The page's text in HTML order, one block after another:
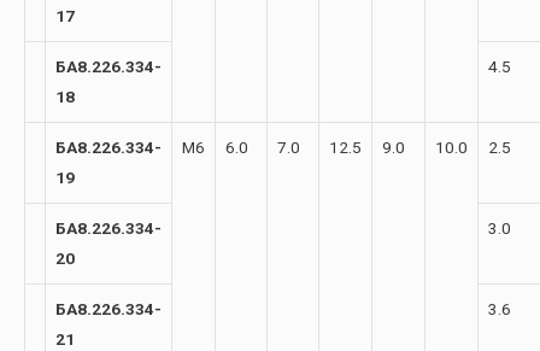
17
БА8.226.334-
18
4.5
БА8.226.334-
19
М6 6.0 7.0 12.5 9.0 10.0 2.5
БА8.226.334-
20
3.0
БА8.226.334-
21
3.6